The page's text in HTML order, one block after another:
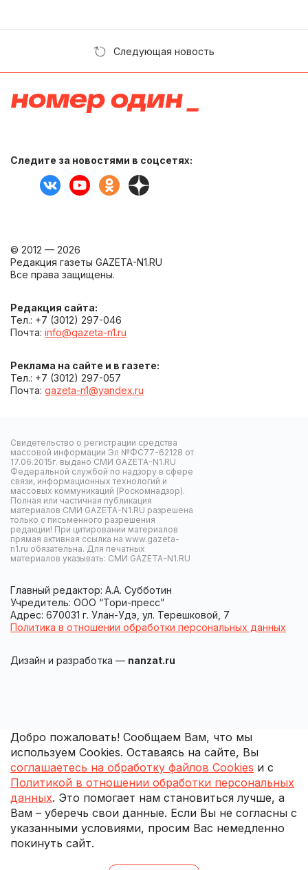
Следующая новость
Следите за новостями в соцсетях:
© 2012 — 2026
Редакция газеты GAZETA-N1.RU
Все права защищены.
Редакция сайта:
Тел.: +7 (3012) 297-046
Почта: info@gazeta-n1.ru
Реклама на сайте и в газете:
Тел.: +7 (3012) 297-057
Почта: gazeta-n1@yandex.ru
Свидетельство о регистрации средства
массовой информации Эл №ФС77-62128 от
17.06.2015г. выдано СМИ GAZETA-N1.RU
Федеральной службой по надзору в сфере
связи, информационных технологий и
массовых коммуникаций (Роскомнадзор).
Полная или частичная публикация
материалов СМИ GAZETA-N1.RU разрешена
только с письменного разрешения
редакции! При цитировании материалов
прямая активная ссылка на www.gazeta-
n1.ru обязательна. Для печатных
материалов указывать: СМИ GAZETA-N1.RU
Главный редактор: А.А. Субботин
Учредитель: ООО “Тори-пресс”
Адрес: 670031 г. Улан-Удэ, ул. Терешковой, 7
Политика в отношении обработки персональных данных
Дизайн и разработка — nanzat.ru
Добро пожаловать! Сообщаем Вам, что мы
используем Cookies. Оставаясь на сайте, Вы
соглашаетесь на обработку файлов Cookies и с
Политикой в отношении обработки персональных
данных. Это помогает нам становиться лучше, а
Вам – уберечь свои данные. Если Вы не согласны с
указанными условиями, просим Вас немедленно
покинуть сайт.